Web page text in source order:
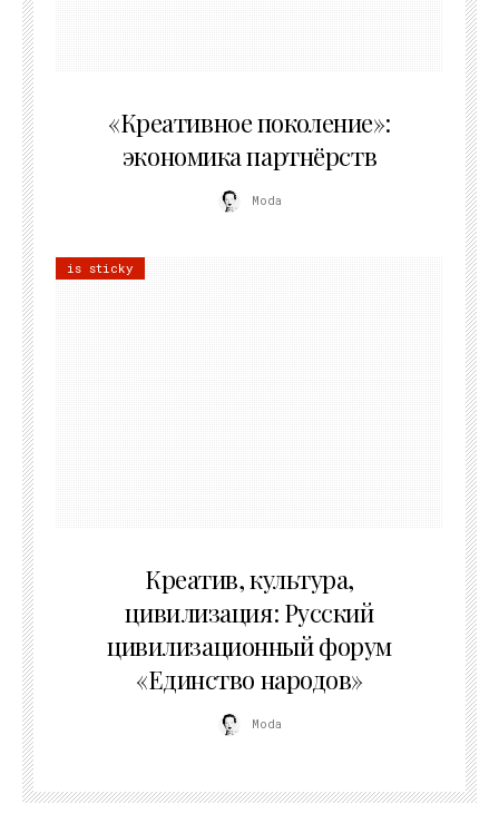
«Креативное поколение»:
экономика партнёрств
Moda
is sticky
Креатив, культура,
цивилизация: Русский
цивилизационный форум
«Единство народов»
Moda